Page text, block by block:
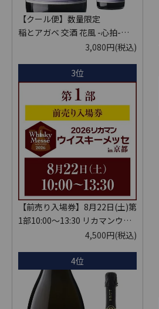
【クール便】数量限定
稲とアガベ 交酒 花風 -心拍-
KYOTO EDITION 720ml こうし
サケ 秋田県 男鹿市
3,080円(税込)
3位
【前売り入場券】8月22日(土)第
1部10:00～13:30 リカマンウイ
スキーメッセ in京都 2026 1枚
中旬】にメールにて配信予定
※代引き決済不可
4,500円(税込)
4位